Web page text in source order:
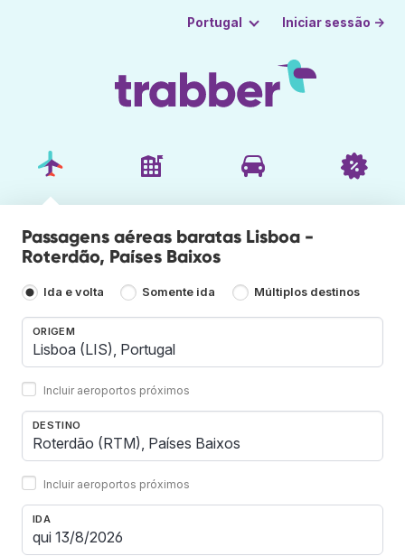
Portugal Iniciar sessão →
Passagens aéreas baratas Lisboa -
Roterdão, Países Baixos
Ida e volta Somente ida Múltiplos destinos
ORIGEM
Incluir aeroportos próximos
DESTINO
Incluir aeroportos próximos
IDA